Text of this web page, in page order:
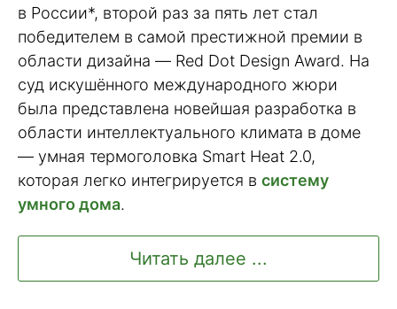
в России*, второй раз за пять лет стал
победителем в самой престижной премии в
области дизайна ― Red Dot Design Award. На
суд искушённого международного жюри
была представлена новейшая разработка в
области интеллектуального климата в доме
― умная термоголовка Smart Heat 2.0,
которая легко интегрируется в систему
умного дома.
Читать далее ...